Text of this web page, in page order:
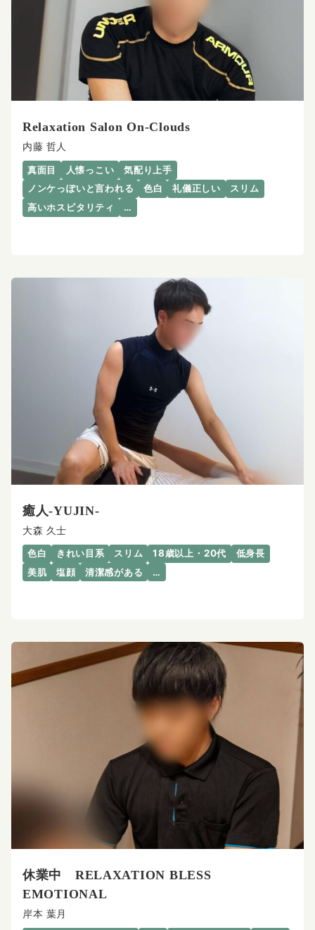
Relaxation Salon On-Clouds
内藤 哲人
真面目 人懐っこい
気配り上手
ノンケっぽいと言われる
色白 礼儀正しい
スリム
高いホスピタリティ
…
癒人-YUJIN-
大森 久士
色白 きれい目系 スリム 18歳以上・20代
低身長
美肌
塩顔 清潔感がある …
休業中 RELAXATION BLESS
EMOTIONAL
岸本 葉月